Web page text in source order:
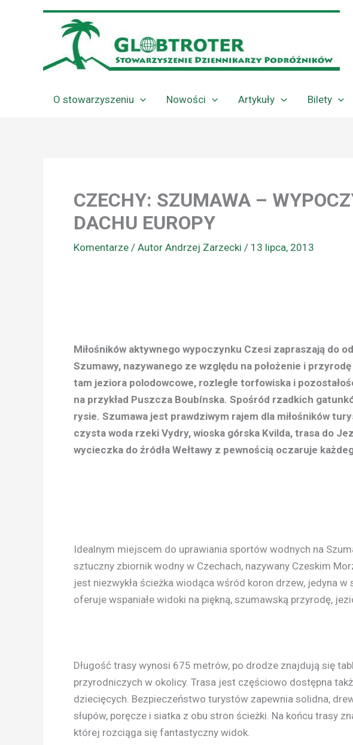
O stowarzyszeniu Nowości Artykuły Bilety
CZECHY: SZUMAWA –
DACHU EUROPY
Komentarze / Autor Andrzej Zarzecki / 13 lipca, 2013
Miłośników aktywnego wypoczynku Czesi zapraszają do
Szumawy, nazywanego ze względu na położenie i
tam jeziora polodowcowe, rozległe torfowiska i
na przykład Puszcza Boubínska. Spośród rzadkich
rysie. Szumawa jest prawdziwym rajem dla miłośników
czysta woda rzeki Vydry, wioska górska Kvilda, trasa do
wycieczka do źródła Wełtawy z pewnością oczaruje
Idealnym miejscem do uprawiania sportów wodnych na
sztuczny zbiornik wodny w Czechach, nazywany Czeskim
jest niezwykła ścieżka wiodąca wśród koron drzew, jedyna
oferuje wspaniałe widoki na piękną, szumawską przyrodę,
Długość trasy wynosi 675 metrów, po drodze znajdują się
przyrodniczych w okolicy. Trasa jest częściowo dostępna
dziecięcych. Bezpieczeństwo turystów zapewnia solidna,
słupów, poręcze i siatka z obu stron ścieżki. Na końcu trasy
której rozciąga się fantastyczny widok.